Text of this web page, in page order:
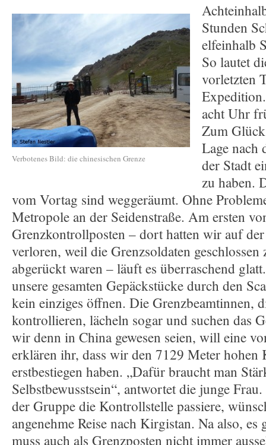
Verbotenes Bild: die chinesischen Grenze
Stunden
elfeinhalb
So lautet
vorletzten
acht Uhr
Zum
Lage nach
der Stadt
zu haben.
vom Vortag sind weggeräumt. Ohne
Metropole an der Seidenstraße. Am ersten
Grenzkontrollposten – dort hatten wir auf
verloren, weil die Grenzsoldaten geschlossen
abgerückt waren – läuft es überraschend
unsere gesamten Gepäckstücke durch den
kein einziges öffnen. Die Grenzbeamtinnen,
kontrollieren, lächeln sogar und suchen das
wir denn in China gewesen seien, will eine
erklären ihr, dass wir den 7129 Meter hohen
erstbestiegen haben. „Dafür braucht man
Selbstbewusstsein“, antwortet die junge
der Gruppe die Kontrollstelle passiere,
angenehme Reise nach Kirgistan. Na also,
muss auch als Grenzposten nicht immer